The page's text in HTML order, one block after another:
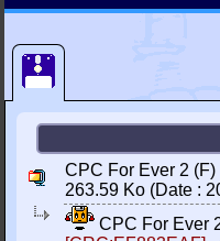
CPC For Ever 2
263.59 Ko (Date :
CPC For Ever